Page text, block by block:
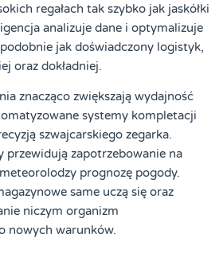
regałach tak szybko jak jaskółki
analizuje dane i optymalizuje
jak doświadczony logistyk,
oraz dokładniej.
znacząco zwiększają wydajność
systemy kompletacji
szwajcarskiego zegarka.
zapotrzebowanie na
prognozę pogody.
same uczą się oraz
niczym organizm
nowych warunków.